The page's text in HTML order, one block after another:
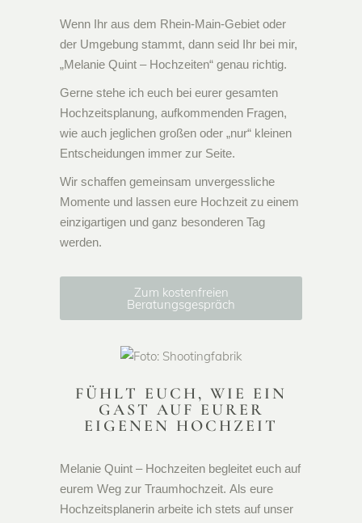
Wenn Ihr aus dem Rhein-Main-Gebiet oder
der Umgebung stammt, dann seid Ihr bei mir,
„Melanie Quint – Hochzeiten“ genau richtig.
Gerne stehe ich euch bei eurer gesamten
Hochzeitsplanung, aufkommenden Fragen,
wie auch jeglichen großen oder „nur“ kleinen
Entscheidungen immer zur Seite.
Wir schaffen gemeinsam unvergessliche
Momente und lassen eure Hochzeit zu einem
einzigartigen und ganz besonderen Tag
werden.
Zum kostenfreien
Beratungsgespräch
FÜHLT EUCH, WIE EIN
GAST AUF EURER
EIGENEN HOCHZEIT
Melanie Quint – Hochzeiten begleitet euch auf
eurem Weg zur Traumhochzeit. Als eure
Hochzeitsplanerin arbeite ich stets auf unser